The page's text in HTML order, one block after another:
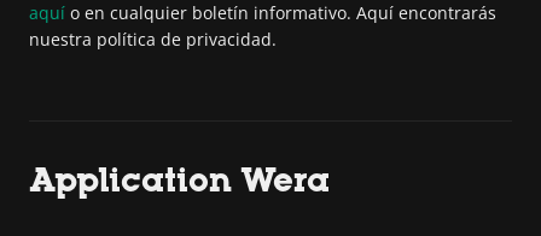
aquí o en cualquier boletín informativo. Aquí encontrarás
nuestra política de privacidad.
Application Wera